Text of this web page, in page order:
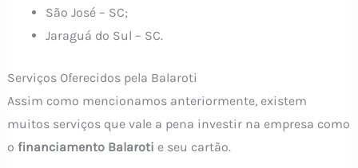
São José – SC;
Jaraguá do Sul – SC.
Serviços Oferecidos pela Balaroti
Assim como mencionamos anteriormente, existem
muitos serviços que vale a pena investir na empresa como
o financiamento Balaroti e seu cartão.